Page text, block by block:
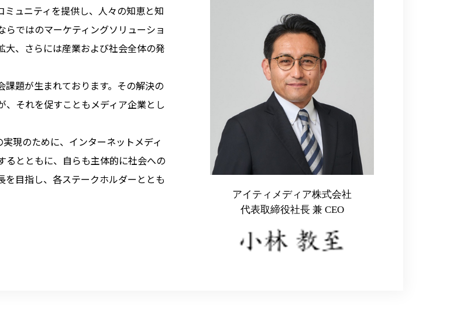
ュニティを提供し、人々の知恵と知
ではのマーケティングソリューショ
、さらには産業および社会全体の発
題が生まれております。その解決の
それを促すこともメディア企業とし
現のために、インターネットメディ
るとともに、自らも主体的に社会への
目指し、各ステークホルダーととも
アイティメディア株式会社
代表取締役社長 兼 CEO